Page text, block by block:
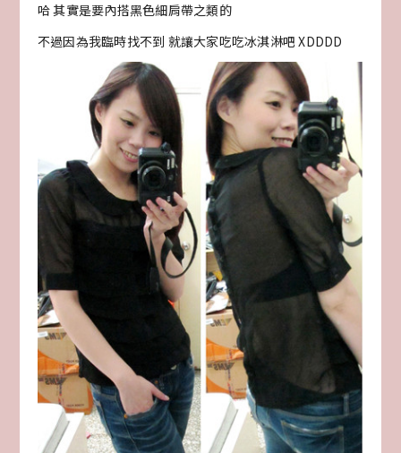
哈 其實是要內搭黑色細肩帶之類的
不過因為我臨時找不到 就讓大家吃吃冰淇淋吧 XDDDD